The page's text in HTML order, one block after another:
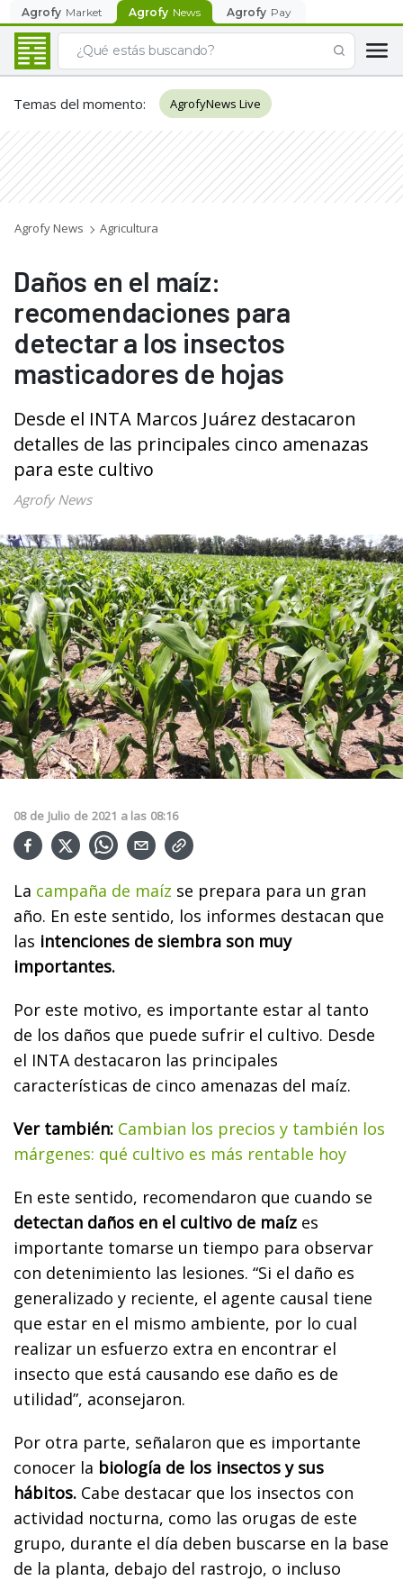
Agrofy Market Agrofy News Agrofy Pay
Temas del momento: AgrofyNews Live
Agrofy News Agricultura
Daños en el maíz:
recomendaciones para
detectar a los insectos
masticadores de hojas
Desde el INTA Marcos Juárez destacaron
detalles de las principales cinco amenazas
para este cultivo
Agrofy News
08 de Julio de 2021 a las 08:16
La campaña de maíz se prepara para un gran
año. En este sentido, los informes destacan que
las intenciones de siembra son muy
importantes.
Por este motivo, es importante estar al tanto
de los daños que puede sufrir el cultivo. Desde
el INTA destacaron las principales
características de cinco amenazas del maíz.
Ver también: Cambian los precios y también los
márgenes: qué cultivo es más rentable hoy
En este sentido, recomendaron que cuando se
detectan daños en el cultivo de maíz es
importante tomarse un tiempo para observar
con detenimiento las lesiones. “Si el daño es
generalizado y reciente, el agente causal tiene
que estar en el mismo ambiente, por lo cual
realizar un esfuerzo extra en encontrar el
insecto que está causando ese daño es de
utilidad”, aconsejaron.
Por otra parte, señalaron que es importante
conocer la biología de los insectos y sus
hábitos. Cabe destacar que los insectos con
actividad nocturna, como las orugas de este
grupo, durante el día deben buscarse en la base
de la planta, debajo del rastrojo, o incluso